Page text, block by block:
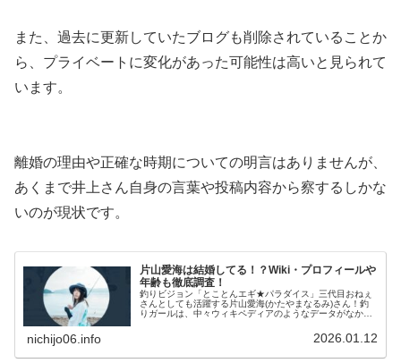
また、過去に更新していたブログも削除されていることか
ら、プライベートに変化があった可能性は高いと見られて
います。
離婚の理由や正確な時期についての明言はありませんが、
あくまで井上さん自身の言葉や投稿内容から察するしかな
いのが現状です。
片山愛海は結婚してる！？Wiki・プロフィールや
年齢も徹底調査！
釣りビジョン「とことんエギ★パラダイス」三代目おねぇ
さんとしても活躍する片山愛海(かたやまなるみ)さん！釣
りガールは、中々ウィキペディアのようなデータがなかっ
nichijo06.info 2026.01.12